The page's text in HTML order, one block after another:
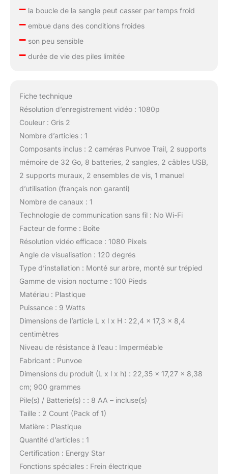
–la boucle de la sangle peut casser par temps froid
–embue dans des conditions froides
–son peu sensible
–durée de vie des piles limitée
Fiche technique
Résolution d’enregistrement vidéo : 1080p
Couleur : Gris 2
Nombre d’articles : 1
Composants inclus : 2 caméras Punvoe Trail, 2 supports
mémoire de 32 Go, 8 batteries, 2 sangles, 2 câbles USB,
2 supports muraux, 2 ensembles de vis, 1 manuel
d’utilisation (français non garanti)
Nombre de canaux : 1
Technologie de communication sans fil : No Wi-Fi
Facteur de forme : Boîte
Résolution vidéo efficace : 1080 Pixels
Angle de visualisation : 120 degrés
Type d’installation : Monté sur arbre, monté sur trépied
Gamme de vision nocturne : 100 Pieds
Matériau : Plastique
Puissance : 9 Watts
Dimensions de l’article L x l x H : 22,4 x 17,3 x 8,4
centimètres
Niveau de résistance à l’eau : Imperméable
Fabricant : Punvoe
Dimensions du produit (L x l x h) : 22,35 x 17,27 x 8,38
cm; 900 grammes
Pile(s) / Batterie(s) : : 8 AA – incluse(s)
Taille : 2 Count (Pack of 1)
Matière : Plastique
Quantité d’articles : 1
Certification : Energy Star
Fonctions spéciales : Frein électrique